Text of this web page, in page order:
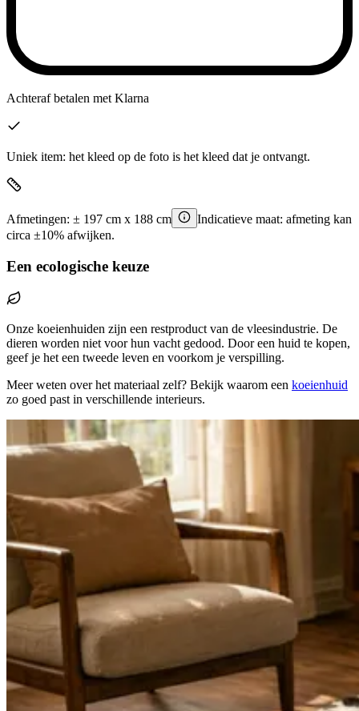
Achteraf betalen met Klarna
Uniek item: het kleed op de foto is het kleed dat je ontvangt.
Afmetingen: ± 197 cm x 188 cm
Indicatieve maat: afmeting kan
circa ±10% afwijken.
Een ecologische keuze
Onze koeienhuiden zijn een restproduct van de vleesindustrie. De
dieren worden niet voor hun vacht gedood. Door een huid te kopen,
geef je het een tweede leven en voorkom je verspilling.
Meer weten over het materiaal zelf? Bekijk waarom een koeienhuid
zo goed past in verschillende interieurs.